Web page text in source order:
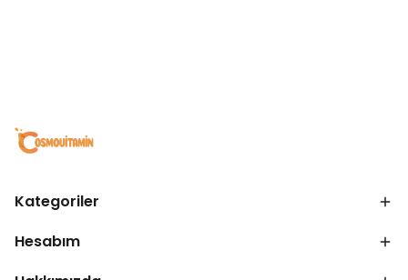
Kategoriler
Hesabım